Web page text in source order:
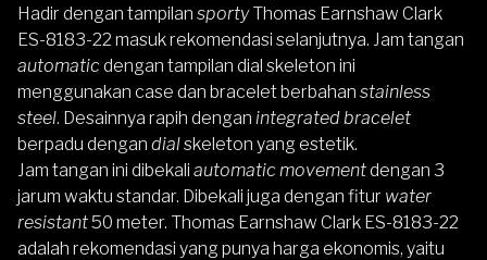
Hadir dengan tampilan sporty Thomas Earnshaw Clark
ES-8183-22 masuk rekomendasi selanjutnya. Jam tangan
automatic dengan tampilan dial skeleton ini
menggunakan case dan bracelet berbahan stainless
steel. Desainnya rapih dengan integrated bracelet
berpadu dengan dialskeleton yang estetik.
Jam tangan ini dibekali automatic movementdengan 3
jarum waktu standar. Dibekali juga dengan fitur water
resistant50 meter. Thomas Earnshaw Clark ES-8183-22
adalah rekomendasi yang punya harga ekonomis, yaitu